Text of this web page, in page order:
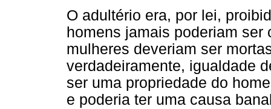
O adultério era, por lei,
homens jamais poderiam
mulheres deveriam ser
verdadeiramente, igualdade
ser uma propriedade do
e poderia ter uma causa